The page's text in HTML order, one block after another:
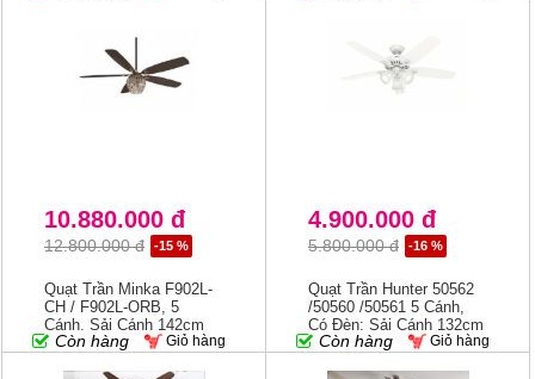
10.880.000 đ
12.800.000 đ -15 %
Quạt Trần Minka F902L-
CH / F902L-ORB, 5
Cánh, Sải Cánh 142cm
Còn hàng Giỏ hàng
4.900.000 đ
5.800.000 đ -16 %
Quạt Trần Hunter 50562
/50560 /50561 5 Cánh,
Có Đèn; Sải Cánh 132cm
Còn hàng Giỏ hàng